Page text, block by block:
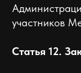
участников
Статья 12.